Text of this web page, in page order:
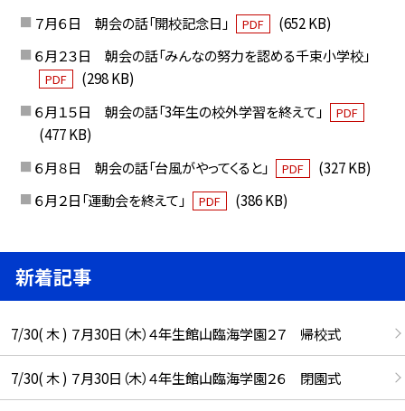
７月６日 朝会の話「開校記念日」
PDF
(652 KB)
６月２３日 朝会の話「みんなの努力を認める千束小学校」
PDF
(298 KB)
６月１５日 朝会の話「3年生の校外学習を終えて」
PDF
(477 KB)
６月８日 朝会の話「台風がやってくると」
PDF
(327 KB)
６月２日「運動会を終えて」
PDF (386 KB)
新着記事
7/30( 木 ) ７月30日（木）４年生館山臨海学園２７ 帰校式
7/30( 木 ) ７月30日（木）４年生館山臨海学園２６ 閉園式